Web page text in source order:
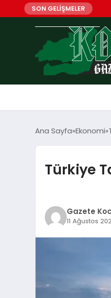
SON GELİŞMELER
Ana Sayfa Ekonomi
Türkiye
Gazete
11 Ağustos